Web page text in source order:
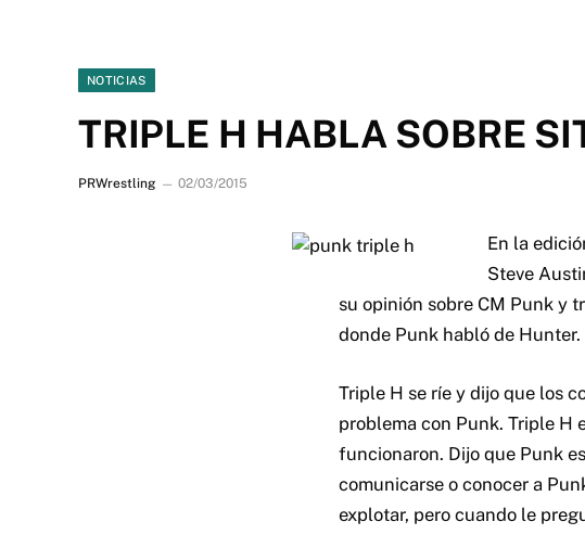
NOTICIAS
TRIPLE H HABLA SOBRE
PRWrestling 02/03/2015
En la
Steve
su opinión sobre CM Punk y
donde Punk habló de Hunter.
Triple H se ríe y dijo que los
problema con Punk. Triple H
funcionaron. Dijo que Punk
comunicarse o conocer a
explotar, pero cuando le